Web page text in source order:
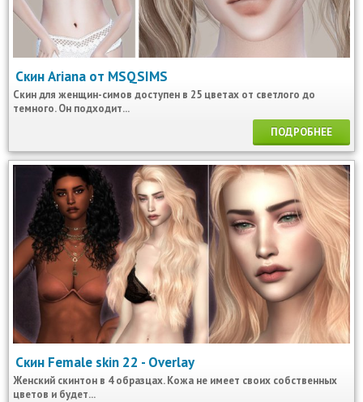
Скин Ariana от MSQSIMS
Скин для женщин-симов доступен в 25 цветах от светлого до
темного. Он подходит...
ПОДРОБНЕЕ
Скин Female skin 22 - Overlay
Женский скинтон в 4 образцах. Кожа не имеет своих собственных
цветов и будет...